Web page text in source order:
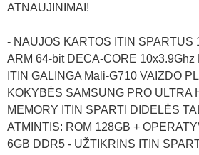
ATNAUJINIMAI!
- NAUJOS KARTOS ITIN SPARTUS
ARM 64-bit DECA-CORE 10x3.9Ghz
ITIN GALINGA Mali-G710 VAIZDO
KOKYBĖS SAMSUNG PRO ULTRA
MEMORY ITIN SPARTI DIDELĖS
ATMINTIS: ROM 128GB +
6GB DDR5 - UŽTIKRINS ITIN